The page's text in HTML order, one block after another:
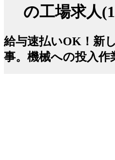
の工場求人
給与速払いOK！新
事。機械への投入作